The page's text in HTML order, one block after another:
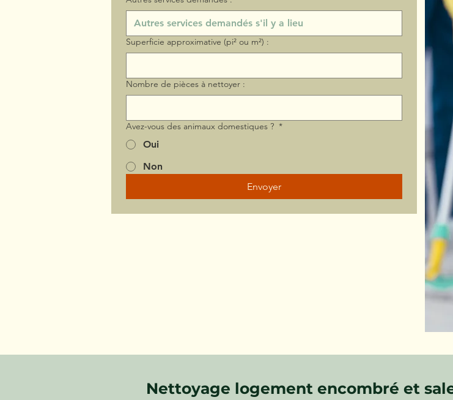
Superficie approximative (pi² ou m²) :
Nombre de pièces à nettoyer :
Avez-vous des animaux domestiques ? *
Oui
Non
Envoyer
Nettoyage logement encombré et